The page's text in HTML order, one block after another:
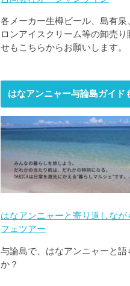
各メーカー生樽ビール、島有泉
ロンアイスクリーム等の卸売
せもこちらからお願いします。
はなアンニャー与論島ガイド
はなアンニャーと寄り道しなが
フェツアー
与論島で、はなアンニャーと語
か？